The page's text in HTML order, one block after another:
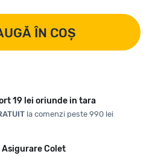
ÎN COȘ
19 lei oriunde in tara
la comenzi peste 990 lei
Asigurare Colet